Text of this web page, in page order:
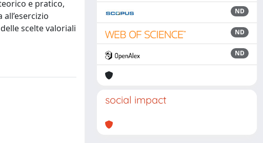
e pratico,
scelte valoriali
ND
ND
ND
social impact